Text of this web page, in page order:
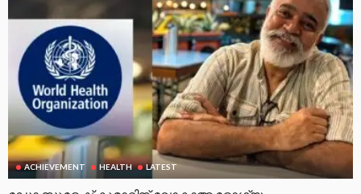
ACHIEVEMENT HEALTH LATEST